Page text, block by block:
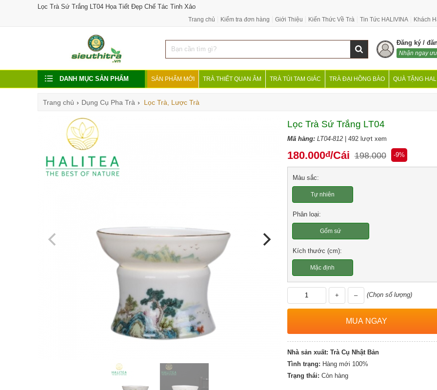
Lọc Trà Sứ Trắng LT04 Họa Tiết Đẹp Chế Tác Tinh Xảo
Trang chủ Kiểm tra đơn hàng Giới Thiệu Kiến Thức Về Trà Tin Tức HALIVINA Khách
Đăng ký /
Nhận ngay
DANH MỤC SẢN PHẨM SẢN PHẨM MỚI TRÀ THIẾT QUAN ÂM TRÀ TÚI TAM GIÁC TRÀ ĐẠI HỒNG BÀO QUÀ TẶNG
Trang chủ › Dụng Cụ Pha Trà › Lọc Trà, Lược Trà
Lọc Trà Sứ Trắng LT04
Mã hàng: LT04-812| 492 lượt xem
180.000đ/Cái 198.000 -9%
Màu sắc:
Tự nhiên
Phân loại:
Gốm sứ
Kích thước (cm):
Mặc định
+ – (Chọn số lượng)
Nhà sản xuất: Trà Cụ Nhật Bản
Tình trạng: Hàng mới 100%
Trạng thái: Còn hàng